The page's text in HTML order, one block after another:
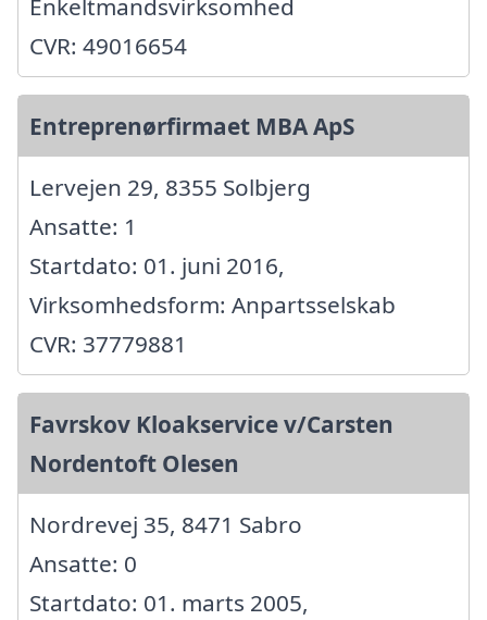
Enkeltmandsvirksomhed
CVR: 49016654
Entreprenørfirmaet MBA ApS
Lervejen 29, 8355 Solbjerg
Ansatte: 1
Startdato: 01. juni 2016,
Virksomhedsform: Anpartsselskab
CVR: 37779881
Favrskov Kloakservice v/Carsten
Nordentoft Olesen
Nordrevej 35, 8471 Sabro
Ansatte: 0
Startdato: 01. marts 2005,